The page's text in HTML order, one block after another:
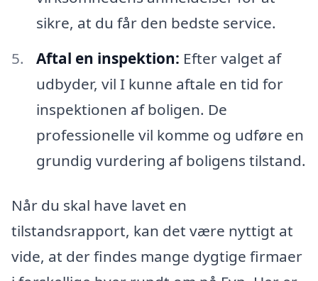
sikre, at du får den bedste service.
Aftal en inspektion: Efter valget af
udbyder, vil I kunne aftale en tid for
inspektionen af boligen. De
professionelle vil komme og udføre en
grundig vurdering af boligens tilstand.
Når du skal have lavet en
tilstandsrapport, kan det være nyttigt at
vide, at der findes mange dygtige firmaer